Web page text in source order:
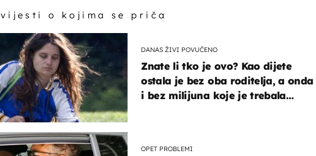
vijesti o kojima se priča
DANAS ŽIVI POVUČENO
Znate li tko je ovo? Kao dijete
ostala je bez oba roditelja, a onda
i bez milijuna koje je trebala
OPET PROBLEMI